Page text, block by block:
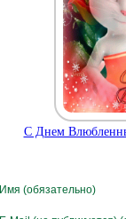
С Днем
Имя (обязательно)